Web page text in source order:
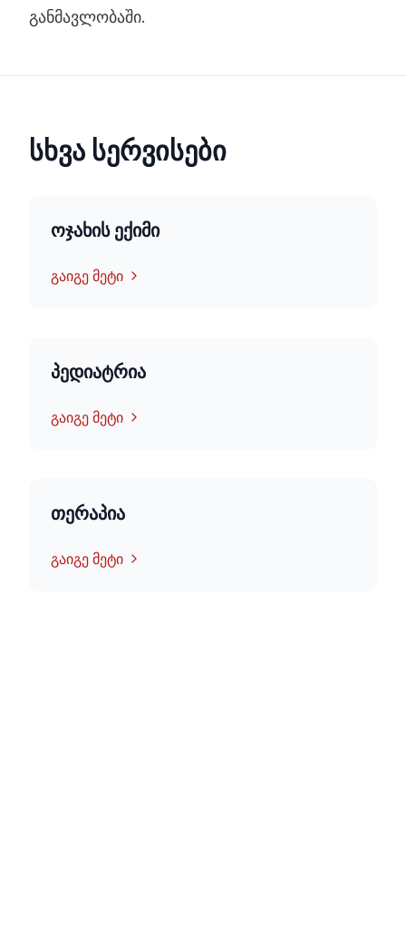
განმავლობაში.
სხვა სერვისები
ოჯახის ექიმი
გაიგე მეტი
პედიატრია
გაიგე მეტი
თერაპია
გაიგე მეტი